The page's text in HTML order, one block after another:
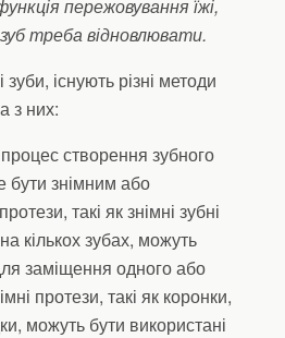
пережовування їжі,
треба відновлювати.
існують різні методи
з них:
створення зубного
бути знімним або
такі як знімні зубні
кількох зубах, можуть
заміщення одного або
протези, такі як коронки,
можуть бути використані